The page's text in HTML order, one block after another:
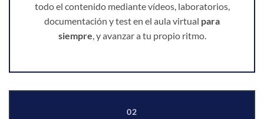
todo el contenido mediante vídeos, laboratorios,
documentación y test en el aula virtual para
siempre, y avanzar a tu propio ritmo.
02